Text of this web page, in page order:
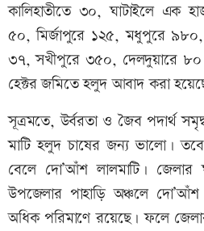
কালিহাতীতে ৩০, ঘাটাইলে এক
৫০, মির্জাপুরে ১২৫, মধুপুরে
৩৭, সখীপুরে ৩৫০, দেলদুয়ারে
হেক্টর জমিতে হলুদ আবাদ করা
সূত্রমতে, উর্বরতা ও জৈব পদার্থ
মাটি হলুদ চাষের জন্য ভালো।
বেলে দো’আঁশ লালমাটি।
উপজেলার পাহাড়ি অঞ্চলে
অধিক পরিমাণে রয়েছে। ফলে